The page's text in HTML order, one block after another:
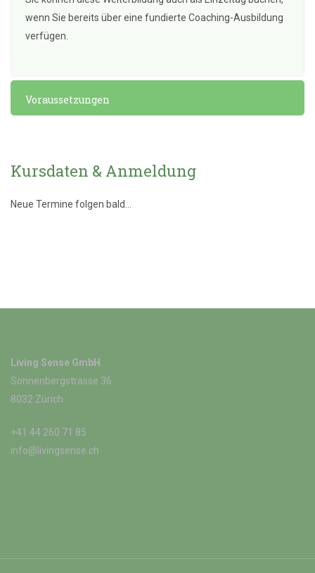
wenn Sie bereits über eine fundierte Coaching-Ausbildung
verfügen.
Voraussetzungen
Kursdaten & Anmeldung
Neue Termine folgen bald...
Living Sense GmbH
Sonnenbergstrasse 36
8032 Zürich
+41 44 260 71 85
info@livingsense.ch